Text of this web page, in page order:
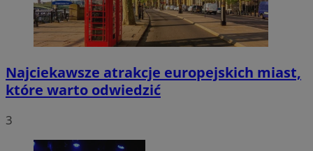
Najciekawsze atrakcje europejskich miast,
które warto odwiedzić
3